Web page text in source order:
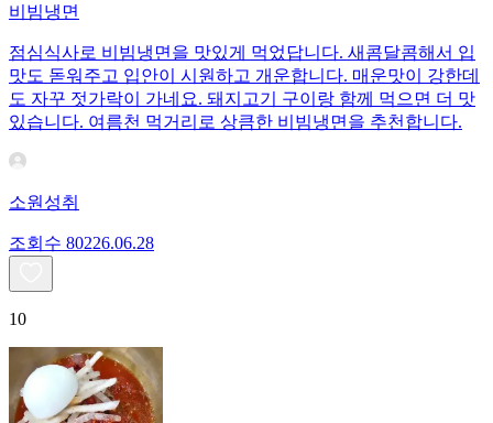
비빔냉면
점심식사로 비빔냉면을 맛있게 먹었답니다. 새콤달콤해서 입
맛도 돋워주고 입안이 시원하고 개운합니다. 매운맛이 강한데
도 자꾸 젓가락이 가네요. 돼지고기 구이랑 함께 먹으면 더 맛
있습니다. 여름천 먹거리로 상큼한 비빔냉면을 추천합니다.
소원성취
조회수 80226.06.28
10